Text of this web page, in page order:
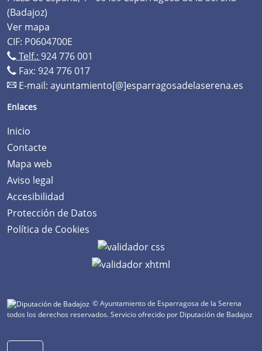
(Badajoz)
Ver mapa
CIF: P0604700E
Telf.: 924 776 001
Fax: 924 776 017
E-mail: ayuntamiento[@]esparragosadelaserena.es
Enlaces
Inicio
Contacte
Mapa web
Aviso legal
Accesibilidad
Protección de Datos
Política de Cookies
© Ayuntamiento de Esparragosa de la Serena
todos los derechos reservados.Servicio ofrecido por Diputación de Badajoz